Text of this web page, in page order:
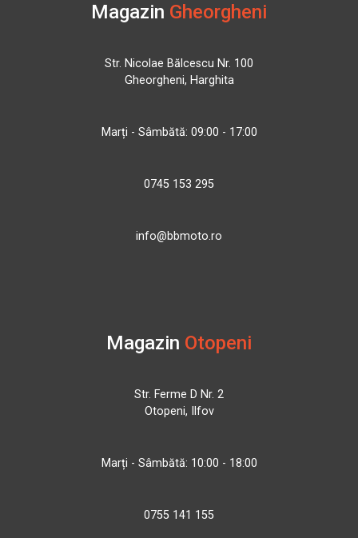
Magazin Gheorgheni
Str. Nicolae Bălcescu Nr. 100
Gheorgheni, Harghita
Marți - Sâmbătă: 09:00 - 17:00
0745 153 295
info@bbmoto.ro
Magazin Otopeni
Str. Ferme D Nr. 2
Otopeni, Ilfov
Marți - Sâmbătă: 10:00 - 18:00
0755 141 155